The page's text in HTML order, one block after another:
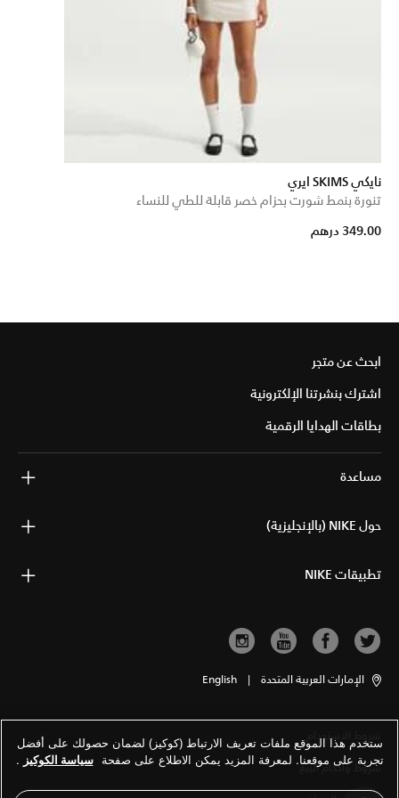
نايكي SKIMS ايري
تنورة بنمط شورت بحزام خصر قابلة للطي للنساء
349.00 درهم
ابحث عن متجر
اشترك بنشرتنا الإلكترونية
بطاقات الهدايا الرقمية
مساعدة
حول NIKE (بالإنجليزية)
تطبيقات NIKE
الإمارات العربية المتحدة |
English
شروط الاستخدام
شروط وأحكام البيع
ستخدم هذا الموقع ملفات تعريف الارتباط (كوكيز) لضمان حصولك على أفضل
تجربة على موقعنا. لمعرفة المزيد يمكن الاطلاع على صفحة سياسة الكوكيز .